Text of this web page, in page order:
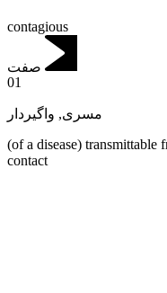
contagious
صفت
01
مسری, واگیردار
(of a disease) transmittable
contact